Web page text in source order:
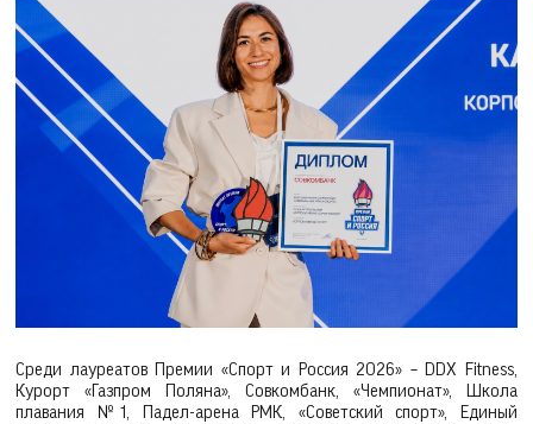
Среди лауреатов Премии «Спорт и Россия 2026» – DDX Fitness,
Курорт «Газпром Поляна», Совкомбанк, «Чемпионат», Школа
плавания №1, Падел-арена РМК, «Советский спорт», Единый